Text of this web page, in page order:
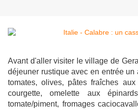
Avant d'aller visiter le village de
déjeuner rustique avec en entrée un
tomates, olives, pâtes fraîches
courgette, omelette aux
tomate/piment, fromages